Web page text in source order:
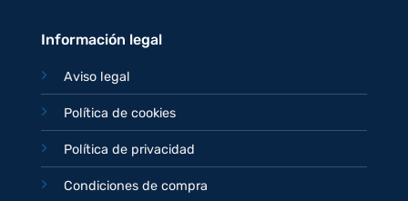
Información legal
Aviso legal
Política de cookies
Política de privacidad
Condiciones de compra